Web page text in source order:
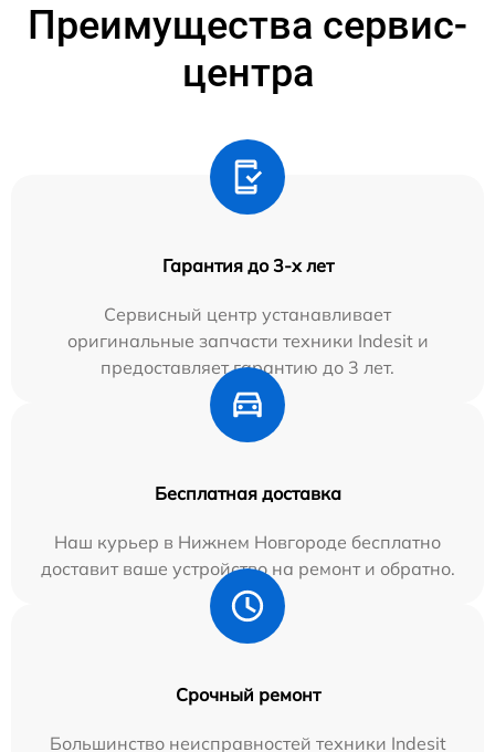
Преимущества сервис-
центра
Гарантия до 3-х лет
Сервисный центр устанавливает
оригинальные запчасти техники Indesit и
предоставляет гарантию до 3 лет.
Бесплатная доставка
Наш курьер в Нижнем Новгороде бесплатно
доставит ваше устройство на ремонт и обратно.
Срочный ремонт
Большинство неисправностей техники Indesit